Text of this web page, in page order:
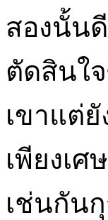
สองนั้น
ตัดสินใ
เขาแต่
เพียงเ
เช่นกัน